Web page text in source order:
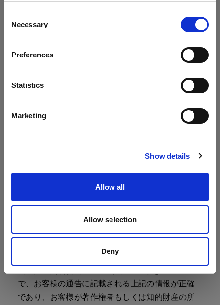
Selection
Necessary
Preferences
Statistics
Marketing
Show details
Allow all
Allow selection
Deny
地域を変更しますか？
Slovenia
言語
サイトにアクセス
7.権利侵害の申し立てに関する手続き
Profoto は、他者の知的財産権 および商標権 を尊
重します。お客様の作品、写真、ブランドまたは
で侵害されたと信ずる場合、以下の情報を当社ま
理で行動する承認を受けた人物の電子署名または
- 侵害を受けたことを主張する著作物またはその他
イトにおける掲載場所の説明
- お客様の住所、電話番号、および電子メールアド
- 争点となっている使用が著作権所有者、その代理
意をもって信ずる旨を記した声明
で、お客様の通告に記載される上記の情報が正確
であり、お客様が著作権者もしくは知的財産の所